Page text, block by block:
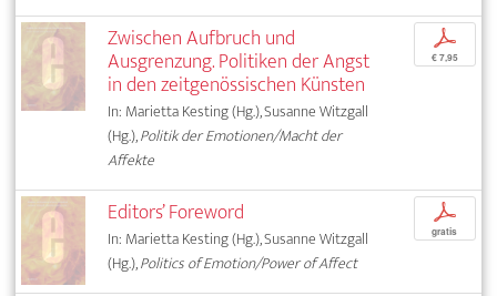
Zwischen Aufbruch und
Ausgrenzung. Politiken der Angst
in den zeitgenössischen Künsten
In: Marietta Kesting (Hg.), Susanne Witzgall
(Hg.),Politik der Emotionen/Macht der
Affekte
p
€ 7,95
Editors’ Foreword
In: Marietta Kesting (Hg.), Susanne Witzgall
(Hg.),Politics of Emotion/Power of Affect
p
gratis